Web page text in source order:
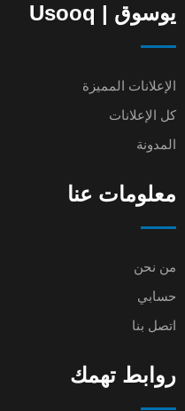
يوسوق | Usooq
الإعلانات المميزة
كل الإعلانات
المدونة
معلومات عنا
من نحن
حسابي
اتصل بنا
روابط تهمك